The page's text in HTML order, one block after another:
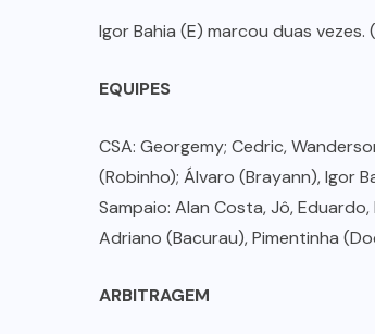
Igor Bahia (E) marcou duas
EQUIPES
CSA: Georgemy; Cedric,
(Robinho); Álvaro (Brayann), Igor
Sampaio: Alan Costa, Jô,
Adriano (Bacurau), Pimentinha
ARBITRAGEM